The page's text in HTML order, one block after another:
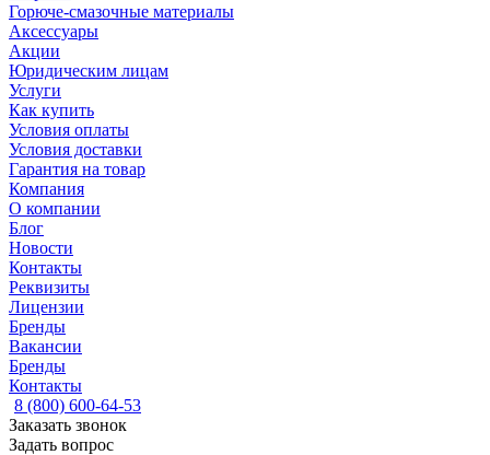
Горюче-смазочные материалы
Аксессуары
Акции
Юридическим лицам
Услуги
Как купить
Условия оплаты
Условия доставки
Гарантия на товар
Компания
О компании
Блог
Новости
Контакты
Реквизиты
Лицензии
Бренды
Вакансии
Бренды
Контакты
8 (800) 600-64-53
Заказать звонок
Задать вопрос